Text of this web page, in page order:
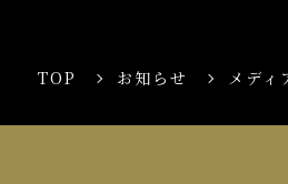
TOP お知らせ メディ